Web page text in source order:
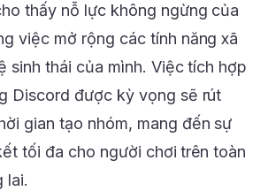
thấy nỗ lực không ngừng của
việc mở rộng các tính năng xã
sinh thái của mình. Việc tích hợp
Discord được kỳ vọng sẽ rút
gian tạo nhóm, mang đến sự
tối đa cho người chơi trên toàn
lai.